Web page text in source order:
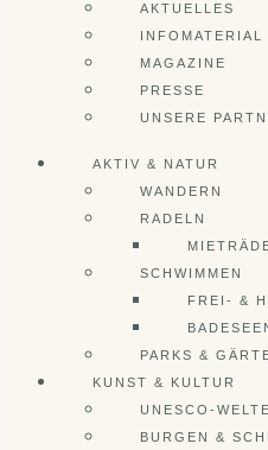
AKTUELLES
INFOMATERIAL
MAGAZINE
PRESSE
UNSERE
AKTIV & NATUR
WANDERN
RADELN
SCHWIMMEN
FREI- &
PARKS &
KUNST & KULTUR
UNESCO-
BURGEN &